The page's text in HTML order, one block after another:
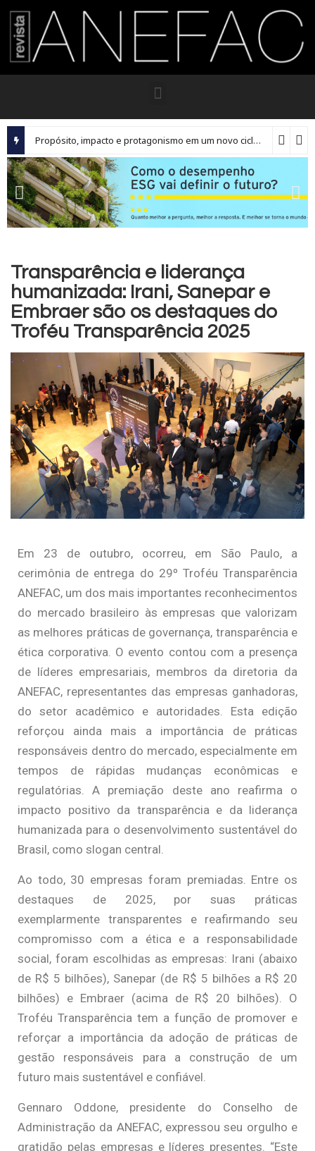
Propósito, impacto e protagonismo em um novo ciclo para os executivos brasileiros
Transparência e liderança
humanizada: Irani, Sanepar e
Embraer são os destaques do
Troféu Transparência 2025
Em 23 de outubro, ocorreu, em São Paulo, a
cerimônia de entrega do 29º Troféu Transparência
ANEFAC, um dos mais importantes reconhecimentos
do mercado brasileiro às empresas que valorizam
as melhores práticas de governança, transparência e
ética corporativa. O evento contou com a presença
de líderes empresariais, membros da diretoria da
ANEFAC, representantes das empresas ganhadoras,
do setor acadêmico e autoridades. Esta edição
reforçou ainda mais a importância de práticas
responsáveis dentro do mercado, especialmente em
tempos de rápidas mudanças econômicas e
regulatórias. A premiação deste ano reafirma o
impacto positivo da transparência e da liderança
humanizada para o desenvolvimento sustentável do
Brasil, como slogan central.
Ao todo, 30 empresas foram premiadas. Entre os
destaques de 2025, por suas práticas
exemplarmente transparentes e reafirmando seu
compromisso com a ética e a responsabilidade
social, foram escolhidas as empresas: Irani (abaixo
de R$ 5 bilhões), Sanepar (de R$ 5 bilhões a R$ 20
bilhões) e Embraer (acima de R$ 20 bilhões). O
Troféu Transparência tem a função de promover e
reforçar a importância da adoção de práticas de
gestão responsáveis para a construção de um
futuro mais sustentável e confiável.
Gennaro Oddone, presidente do Conselho de
Administração da ANEFAC, expressou seu orgulho e
gratidão pelas empresas e líderes presentes. “Este